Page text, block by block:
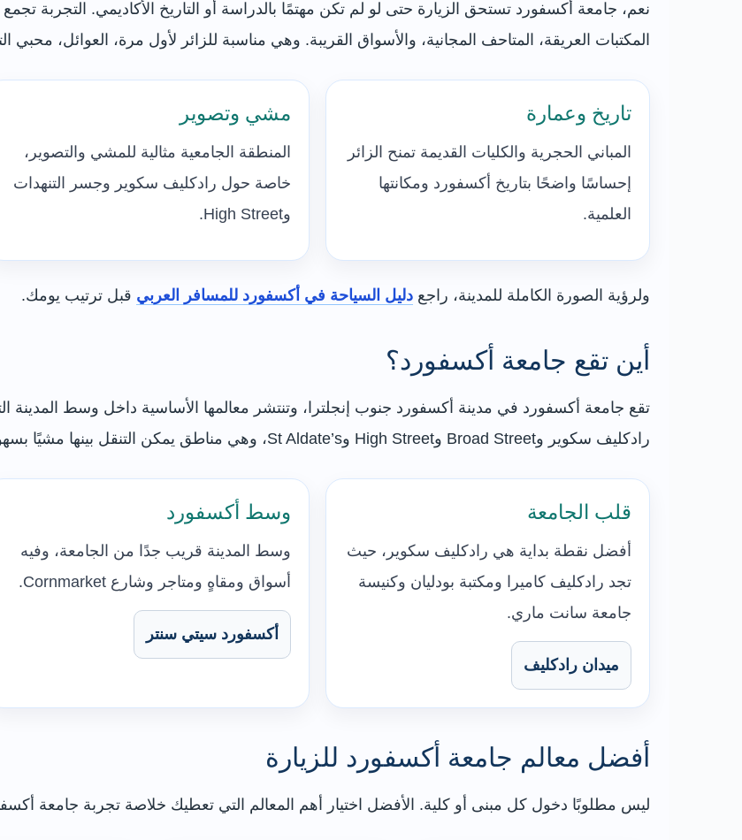
نعم، جامعة أكسفورد تستحق الزيارة حتى لو لم تكن مهتمًا بالدراسة أو التاريخ الأكاديمي. التجربة
المكتبات العريقة، المتاحف المجانية، والأسواق القريبة. وهي مناسبة للزائر لأول مرة، العوائل، محبي
تاريخ وعمارة
المباني الحجرية والكليات القديمة تمنح الزائر
إحساسًا واضحًا بتاريخ أكسفورد ومكانتها
العلمية.
مشي وتصوير
المنطقة الجامعية مثالية للمشي والتصوير،
خاصة حول رادكليف سكوير وجسر التنهدات
وHigh Street.
ولرؤية الصورة الكاملة للمدينة، راجع دليل السياحة في أكسفورد للمسافر العربي قبل ترتيب يومك.
أين تقع جامعة أكسفورد؟
تقع جامعة أكسفورد في مدينة أكسفورد جنوب إنجلترا، وتنتشر معالمها الأساسية داخل وسط المدينة
رادكليف سكوير وBroad Street وHigh Street وSt Aldate’s، وهي مناطق يمكن التنقل بينها مشيًا بسهولة.
قلب الجامعة
أفضل نقطة بداية هي رادكليف سكوير، حيث
تجد رادكليف كاميرا ومكتبة بودليان وكنيسة
جامعة سانت ماري.
ميدان رادكليف
وسط أكسفورد
وسط المدينة قريب جدًا من الجامعة، وفيه
أسواق ومقاهٍ ومتاجر وشارع Cornmarket.
أكسفورد سيتي سنتر
أفضل معالم جامعة أكسفورد للزيارة
ليس مطلوبًا دخول كل مبنى أو كلية. الأفضل اختيار أهم المعالم التي تعطيك خلاصة تجربة جامعة